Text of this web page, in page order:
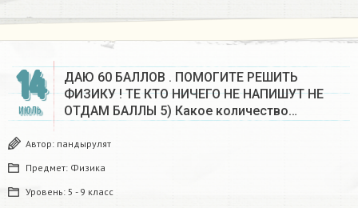
14
ИЮЛЬ
ДАЮ 60 БАЛЛОВ . ПОМОГИТЕ РЕШИТЬ
ФИЗИКУ ! ТЕ КТО НИЧЕГО НЕ НАПИШУТ НЕ
ОТДАМ БАЛЛЫ 5) Какое количество…
Автор: пандырулят
Предмет: Физика
Уровень: 5 - 9 класс